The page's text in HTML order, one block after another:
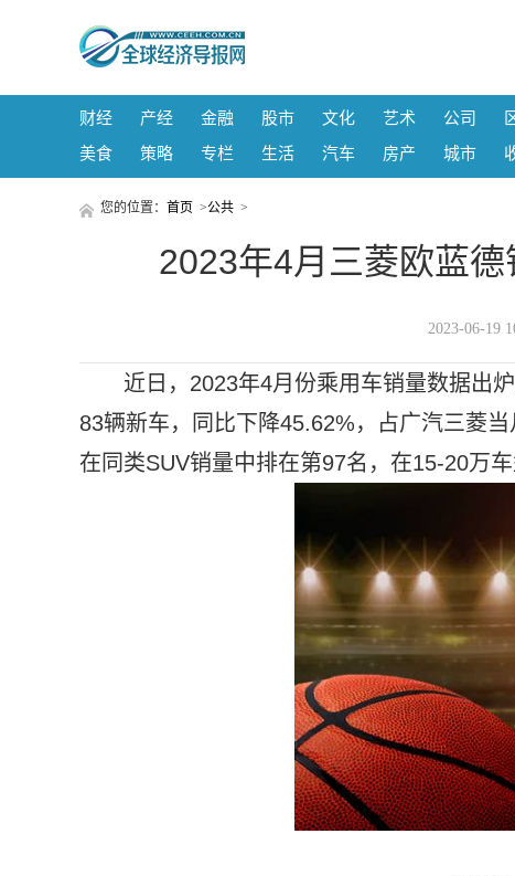
财经 产经 金融 股市 文化 艺术 公司
美食
策略 专栏 生活 汽车 房产 城市
您的位置： 首页 >公共 >
2023年4月三菱欧蓝
2023-06-19
近日，2023年4月份乘用车销量数据出
83辆新车，同比下降45.62%，占广汽三菱
在同类SUV销量中排在第97名，在15-20万